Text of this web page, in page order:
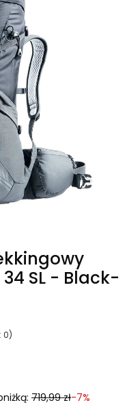
SL - Black-
0)
719,99 zł-7%